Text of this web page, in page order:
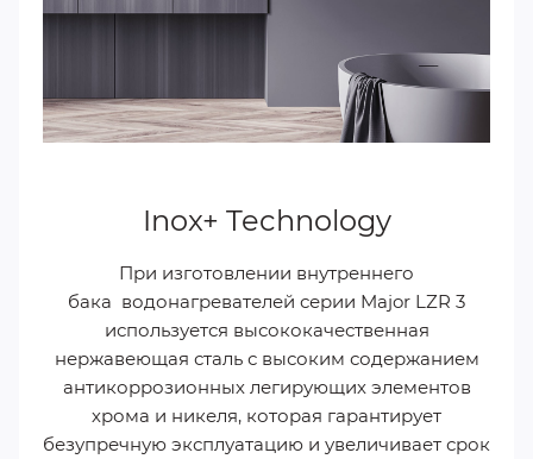
Inox+ Technology
При изготовлении внутреннего
бака водонагревателей серии Major LZR 3
используется высококачественная
нержавеющая сталь с высоким содержанием
антикоррозионных легирующих элементов
хрома и никеля, которая гарантирует
безупречную эксплуатацию и увеличивает срок